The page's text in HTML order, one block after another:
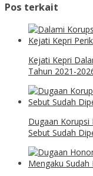
Pos terkait
Kejati Kepri
Tahun 2021-
Dugaan Korupsi
Sebut Sudah